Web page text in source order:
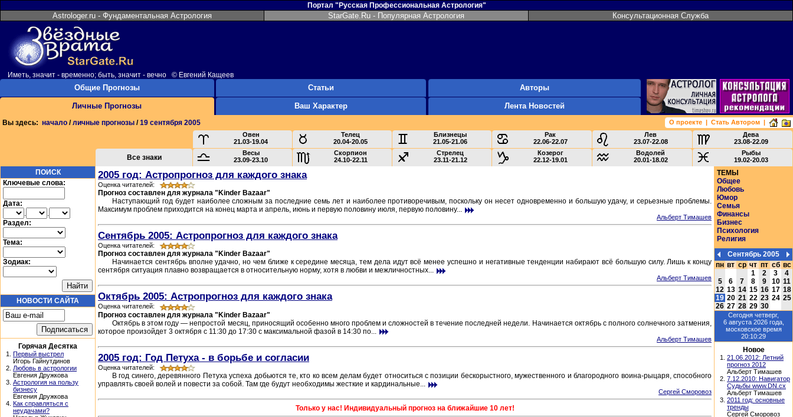
Портал "Русская Профессиональная Астрология"
Astrologer.ru - Фундаментальная Астрология StarGate.Ru - Популярная Астрология Консультационная Служба
Иметь, значит - временно; быть, значит - вечно © Евгений Кащеев
Общие Прогнозы
Личные Прогнозы
Статьи
Ваш Характер
Авторы
Лента Новостей
Вы здесь: начало /личные прогнозы /19 сентября 2005 О проекте | Стать Автором |
Овен
21.03-19.04
Телец
20.04-20.05
Близнецы
21.05-21.06
Рак
22.06-22.07
Лев
23.07-22.08
Дева
23.08-22.09
Все знаки
Весы
23.09-23.10
Скорпион
24.10-22.11
Стрелец
23.11-21.12
Козерог
22.12-19.01
Водолей
20.01-18.02
Рыбы
19.02-20.03
ПОИСК
Ключевые слова:
Дата:
.
.
Раздел:
Тема:
Зодиак:
НОВОСТИ САЙТА
Горячая Десятка
1. Первый выстрел
Игорь Гайнутдинов
2. Любовь в астрологии
Евгения Дружкова
3. Астрология на пользу
бизнесу
Евгения Дружкова
4. Как справляться с
неудачами?
2005 год: Астропрогноз для каждого знака
Оценка читателей:
Прогноз составлен для журнала "Kinder Bazaar"
Наступающий год будет наиболее сложным за последние семь лет и наиболее противоречивым, поскольку он несет одновременно и большую удачу, и серьезные проблемы.
Максимум проблем приходится на конец марта и апрель, июнь и первую половину июля, первую половину...
Альберт Тимашев
Сентябрь 2005: Астропрогноз для каждого знака
Оценка читателей:
Прогноз составлен для журнала "Kinder Bazaar"
Начинается сентябрь вполне удачно, но чем ближе к середине месяца, тем дела идут всё менее успешно и негативные тенденции набирают всё большую силу. Лишь к концу
сентября ситуация плавно возвращается в относительную норму, хотя в любви и межличностных...
Альберт Тимашев
Октябрь 2005: Астропрогноз для каждого знака
Оценка читателей:
Прогноз составлен для журнала "Kinder Bazaar"
Октябрь в этом году — непростой месяц, приносящий особенно много проблем и сложностей в течение последней недели. Начинается октябрь с полного солнечного затмения,
которое произойдет 3 октября с 11:30 до 17:30 с максимальной фазой в 14:30 по...
Альберт Тимашев
2005 год: Год Петуха - в борьбе и согласии
Оценка читателей:
В год синего, деревянного Петуха успеха добьются те, кто ко всем делам будет относиться с позиции бескорыстного, мужественного и благородного воина-рыцаря, способного
управлять своей волей и повести за собой. Там где будут необходимы жесткие и кардинальные...
Сергей Сморовоз
Только у нас! Индивидуальный прогноз на ближайшие 10 лет!
ТЕМЫ
Общее
Любовь
Юмор
Семья
Финансы
Бизнес
Психология
Религия
Сентябрь 2005
пн вт ср чт пт сб вс
1
2 3
4
5
6 7 8 9 10 11
12 13 14 15 16 17 18
19 20 21 22 23 24 25
26 27 28 29 30
Сегодня четверг,
6 августа 2026года,
московское время
20:10:29
Новое
1. 21.06.2012: Летний
прогноз 2012
Альберт Тимашев
2. 7.12.2010: Навигатор
Судьбы www.DN.cx
Альберт Тимашев
3. 2011 год: основные
тренды
Сергей Сморовоз